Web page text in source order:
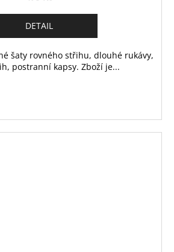
DETAIL
šaty rovného střihu, dlouhé rukávy,
postranní kapsy. Zboží je...